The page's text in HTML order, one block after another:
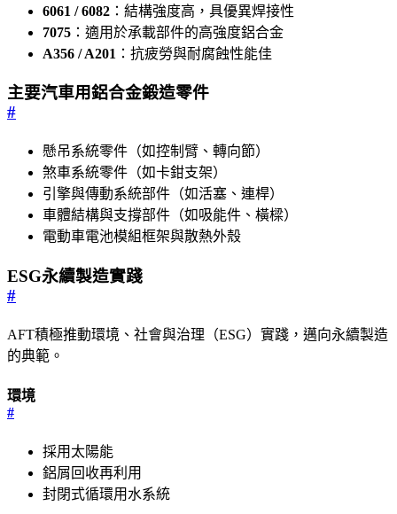
6061 / 6082 ：結構強度高，具優異焊接性
7075 ：適用於承載部件的高強度鋁合金
A356 / A201 ：抗疲勞與耐腐蝕性能佳
主要汽車用鋁合金鍛造零件
#
懸吊系統零件（如控制臂、轉向節）
煞車系統零件（如卡鉗支架）
引擎與傳動系統部件（如活塞、連桿）
車體結構與支撐部件（如吸能件、橫樑）
電動車電池模組框架與散熱外殼
ESG永續製造實踐
#
AFT積極推動環境、社會與治理（ESG）實踐，邁向永續製造
的典範。
環境
#
採用太陽能
鋁屑回收再利用
封閉式循環用水系統